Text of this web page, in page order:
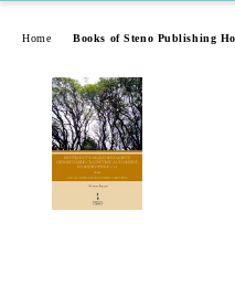
Home Books of Steno Publishing